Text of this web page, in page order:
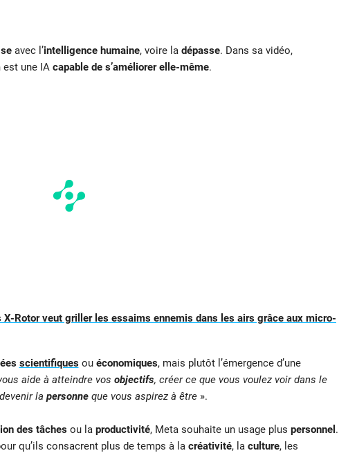
avec l’intelligence humaine, voire la dépasse. Dans sa vidéo,
est une IA capable de s’améliorer elle-même.
X-Rotor veut griller les essaims ennemis dans les airs grâce aux micro-
scientifiquesou économiques, mais plutôt l’émergence d’une
aide à atteindre vos objectifs, créer ce que vous voulez voir dans le
la personneque vous aspirez à être».
des tâchesou la productivité, Meta souhaite un usage plus personnel .
qu’ils consacrent plus de temps à la créativité, la culture, les